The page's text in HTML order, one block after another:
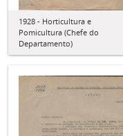
1928 - Horticultura e
Pomicultura (Chefe do
Departamento)